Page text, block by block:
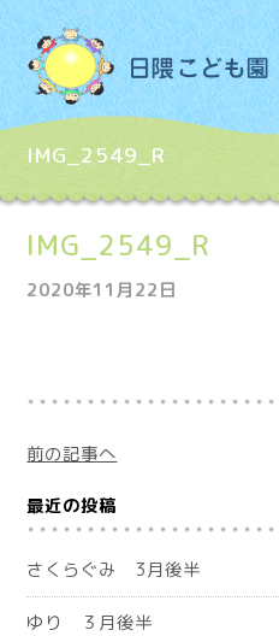
IMG_2549_R
IMG_2549_R
2020年11月22日
前の記事へ
最近の投稿
さくらぐみ 3月後半
ゆり ３月後半